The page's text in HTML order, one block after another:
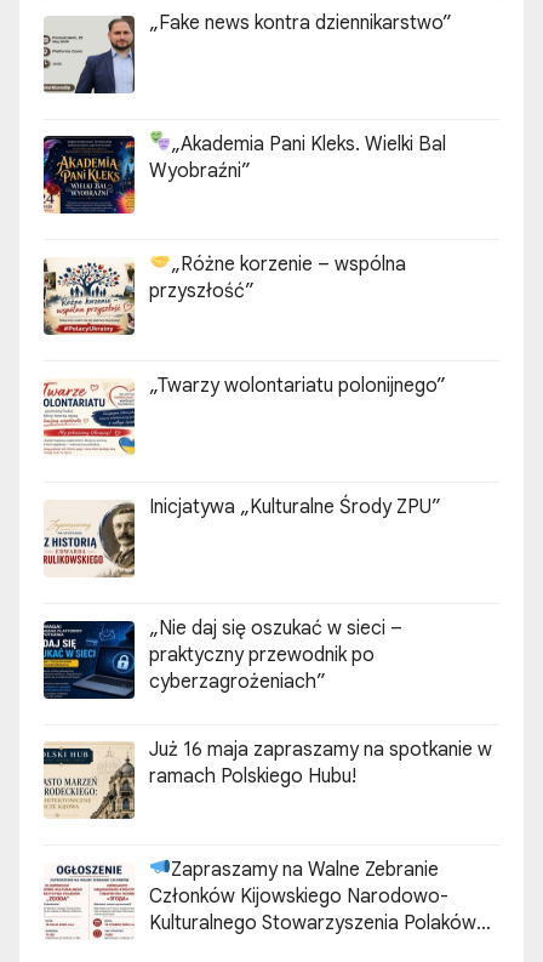
„Fake news kontra dziennikarstwo”
„Akademia Pani Kleks. Wielki Bal
Wyobraźni”
„Różne korzenie – wspólna
przyszłość”
„Twarzy wolontariatu polonijnego”
Inicjatywa „Kulturalne Środy ZPU”
„Nie daj się oszukać w sieci –
praktyczny przewodnik po
cyberzagrożeniach”
Już 16 maja zapraszamy na spotkanie w
ramach Polskiego Hubu!
Zapraszamy na Walne Zebranie
Członków Kijowskiego Narodowo-
Kulturalnego Stowarzyszenia Polaków